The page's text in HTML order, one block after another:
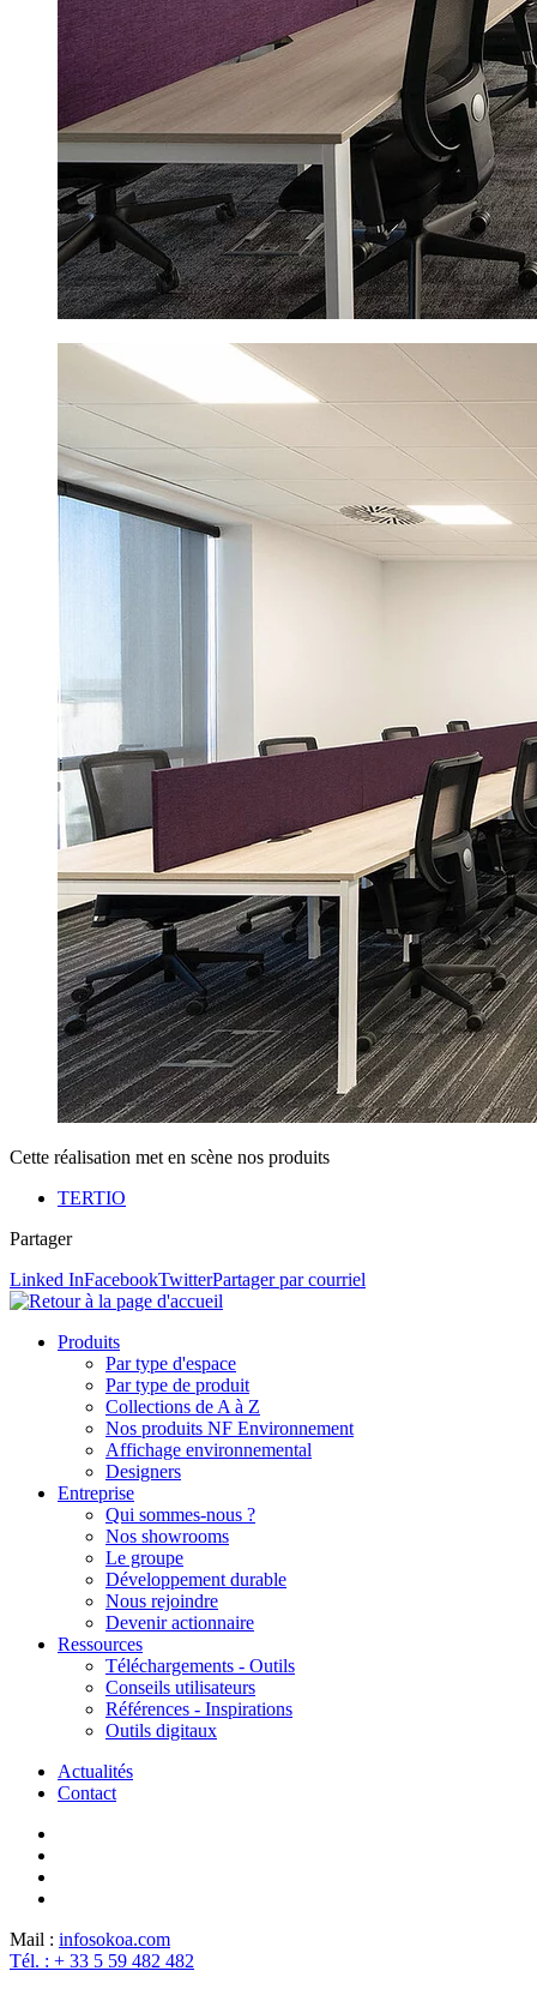
Cette réalisation met en scène nos produits
TERTIO
Partager
Linked InFacebookTwitterPartager par courriel
Produits
Par type d'espace
Par type de produit
Collections de A à Z
Nos produits NF Environnement
Affichage environnemental
Designers
Entreprise
Qui sommes-nous ?
Nos showrooms
Le groupe
Développement durable
Nous rejoindre
Devenir actionnaire
Ressources
Téléchargements - Outils
Conseils utilisateurs
Références - Inspirations
Outils digitaux
Actualités
Contact
Mail : infosokoa.com
Tél. : + 33 5 59 482 482